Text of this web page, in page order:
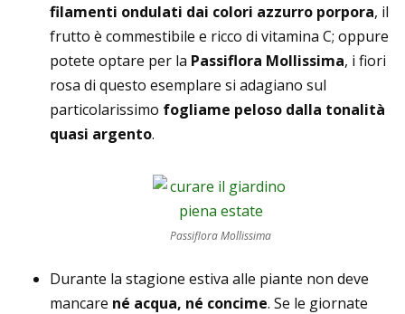
filamenti ondulati dai colori azzurro porpora, il
frutto è commestibile e ricco di vitamina C; oppure
potete optare per la Passiflora Mollissima, i fiori
rosa di questo esemplare si adagiano sul
particolarissimo fogliame peloso dalla tonalità
quasi argento.
Passiflora Mollissima
Durante la stagione estiva alle piante non deve
mancare né acqua, né concime. Se le giornate